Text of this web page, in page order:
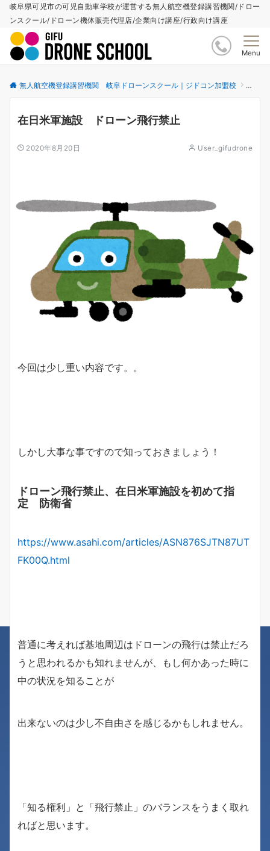
岐阜県可児市の可児自動車学校が運営する無人航空機登録講習機関/ドロー
ンスクール/ドローン機体販売代理店/企業向け講座/行政向け講座
Menu
無人航空機登録講習機関 岐阜ドローンスクール｜ジドコン加盟校 更新
在日米軍施設 ドローン飛行禁止
2020年8月20日 User_gifudrone
今回は少し重い内容です。。
しかし大事な事ですので知っておきましょう！
ドローン飛行禁止、在日米軍施設を初めて指
定 防衛省
https://www.asahi.com/articles/ASN876SJTN87UT
FK00Q.html
普通に考えれば基地周辺はドローンの飛行は禁止だろ
うと思われるかも知れませんが、もし何かあった時に
中の状況を知ることが
出来ないのは少し不自由さを感じるかもしれません。
「知る権利」と「飛行禁止」のバランスをうまく取れ
ればと思います。